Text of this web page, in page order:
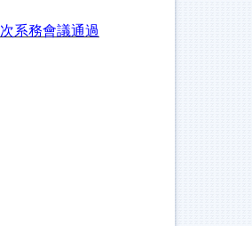
次系務會議通過